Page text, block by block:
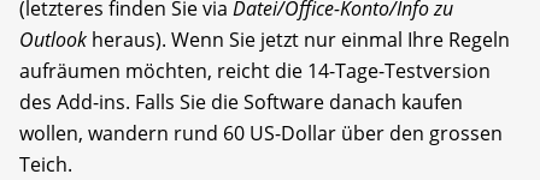
(letzteres finden Sie via Datei/Office-Konto/Info zu
Outlook heraus). Wenn Sie jetzt nur einmal Ihre Regeln
aufräumen möchten, reicht die 14-Tage-Testversion
des Add-ins. Falls Sie die Software danach kaufen
wollen, wandern rund 60 US-Dollar über den grossen
Teich.